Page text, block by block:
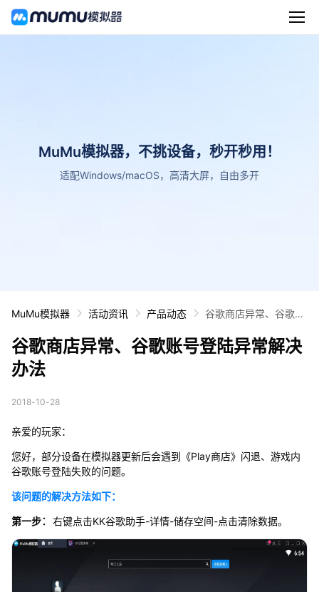
MuMu模拟器，不挑设备，秒开秒用！
适配Windows/macOS，高清大屏，自由多开
MuMu模拟器 活动资讯 产品动态
谷歌商店异常、谷歌账
谷歌商店异常、谷歌账号登陆异常解决
办法
2018-10-28
亲爱的玩家：
您好，部分设备在模拟器更新后会遇到《Play商店》闪退、游戏内
谷歌账号登陆失败的问题。
该问题的解决方法如下：
第一步： 右键点击KK谷歌助手-详情-储存空间-点击清除数据。